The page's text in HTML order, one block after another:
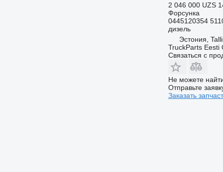
2 046 000 UZS
Форсунка
0445120354
дизель
Эстония,
TruckParts Eesti
Связаться с
Не можете
Отправьте
Заказать